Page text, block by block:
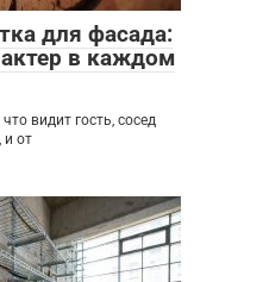
для фасада:
в каждом
видит гость, сосед
и от